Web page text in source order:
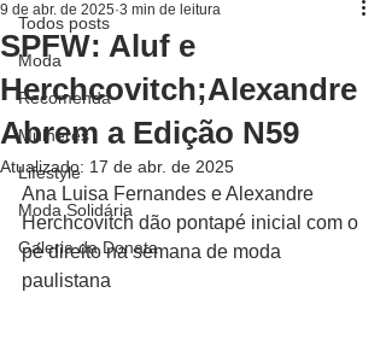
Todos posts
Moda
Recomenda
Mulheres
Lifestyle
Moda Solidária
Galeria da Donata
SPFW: Aluf e
Herchcovitch;Alexandre
Abrem a Edição N59
9 de abr. de 2025 3 min de leitura
Atualizado: 17 de abr. de 2025
Ana Luisa Fernandes e Alexandre
Herchcovitch dão pontapé inicial com o
pé direito na semana de moda
paulistana